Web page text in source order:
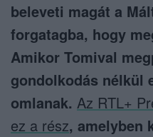
beleveti magát a
forgatagba, hogy
Amikor Tomival
gondolkodás nélkül
omlanak. Az RTL+
ez a rész, amelyben